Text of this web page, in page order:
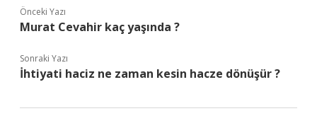
Önceki Yazı
Murat Cevahir kaç yaşında ?
Sonraki Yazı
İhtiyati haciz ne zaman kesin hacze dönüşür ?